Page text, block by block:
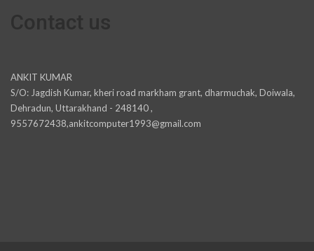
ANKIT KUMAR
S/O: Jagdish Kumar, kheri road markham grant, dharmuchak, Doiwala,
Dehradun, Uttarakhand - 248140 ,
9557672438,ankitcomputer1993@gmail.com